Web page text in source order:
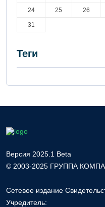
24 25 26
31
Теги
Версия 2025.1 Beta
© 2003-2025 ГРУППА
Сетевое издание
Учредитель: